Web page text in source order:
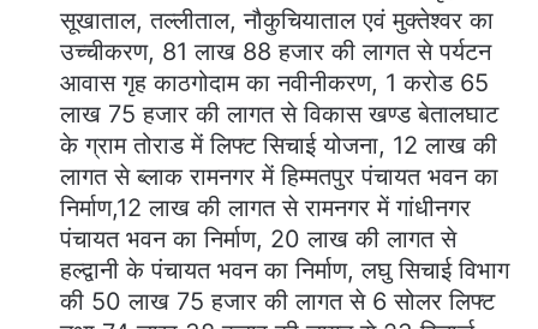
सूखाताल, तल्लीताल, नौकुचियाताल एवं मुक्तेश्वर का
उच्चीकरण, 81 लाख 88 हजार की लागत से पर्यटन
आवास गृह काठगोदाम का नवीनीकरण, 1 करोड 65
लाख 75 हजार की लागत से विकास खण्ड बेतालघाट
के ग्राम तोराड में लिफ्ट सिचाई योजना, 12 लाख की
लागत से ब्लाक रामनगर में हिम्मतपुर पंचायत भवन का
निर्माण,12 लाख की लागत से रामनगर में गांधीनगर
पंचायत भवन का निर्माण, 20 लाख की लागत से
हल्द्वानी के पंचायत भवन का निर्माण, लघु सिचाई विभाग
की 50 लाख 75 हजार की लागत से 6 सोलर लिफ्ट